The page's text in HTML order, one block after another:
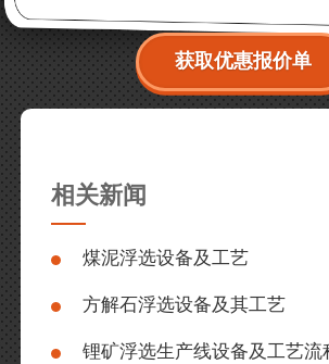
获取优惠报价单
相关新闻
煤泥浮选设备及工艺
方解石浮选设备及其工艺
锂矿浮选生产线设备及工艺流